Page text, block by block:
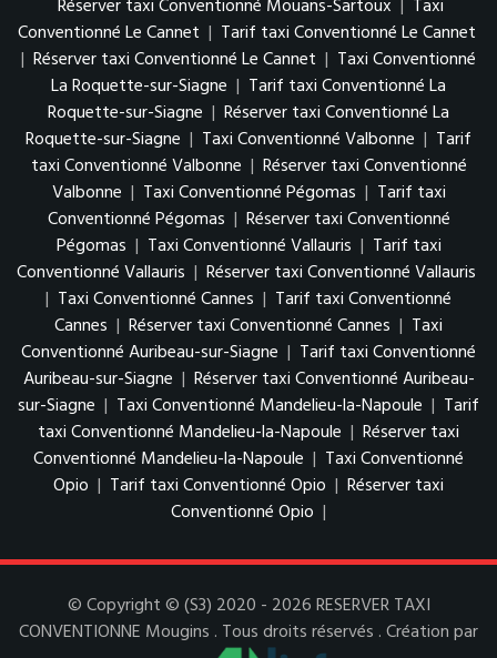
Réserver taxi Conventionné Mouans-Sartoux | Taxi
Conventionné Le Cannet | Tarif taxi Conventionné Le Cannet
| Réserver taxi Conventionné Le Cannet | Taxi Conventionné
La Roquette-sur-Siagne | Tarif taxi Conventionné La
Roquette-sur-Siagne | Réserver taxi Conventionné La
Roquette-sur-Siagne | Taxi Conventionné Valbonne | Tarif
taxi Conventionné Valbonne | Réserver taxi Conventionné
Valbonne | Taxi Conventionné Pégomas | Tarif taxi
Conventionné Pégomas | Réserver taxi Conventionné
Pégomas | Taxi Conventionné Vallauris | Tarif taxi
Conventionné Vallauris | Réserver taxi Conventionné Vallauris
| Taxi Conventionné Cannes | Tarif taxi Conventionné
Cannes | Réserver taxi Conventionné Cannes | Taxi
Conventionné Auribeau-sur-Siagne | Tarif taxi Conventionné
Auribeau-sur-Siagne | Réserver taxi Conventionné Auribeau-
sur-Siagne | Taxi Conventionné Mandelieu-la-Napoule | Tarif
taxi Conventionné Mandelieu-la-Napoule | Réserver taxi
Conventionné Mandelieu-la-Napoule | Taxi Conventionné
Opio | Tarif taxi Conventionné Opio | Réserver taxi
Conventionné Opio |
© Copyright © (S3) 2020 - 2026 RESERVER TAXI
CONVENTIONNE Mougins . Tous droits réservés . Création par